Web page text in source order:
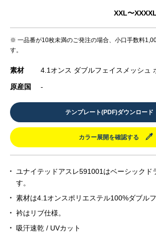
XXL〜XXXXL
※ 一品番が10枚未満のご発注の場合、小口手数料
す。
素材 4.1オンス ダブルフェイスメッシュ
原産国 -
テンプレート(PDF)ダウンロード
カラー展開を確認する
ユナイテッドアスレ591001はベーシックド
す。
素材は4.1オンスポリエステル100%ダブル
衿はリブ仕様。
吸汗速乾 / UVカット